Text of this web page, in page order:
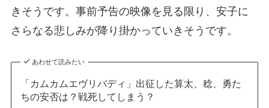
きそうです。事前予告の映像を見る限り、安子に
さらなる悲しみが降り掛かっていきそうです。
あわせて読みたい
「カムカムエヴリバディ」出征した算太、稔、勇た
ちの安否は？戦死してしまう？